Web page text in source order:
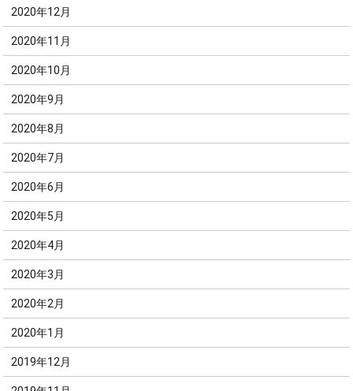
2020年12月
2020年11月
2020年10月
2020年9月
2020年8月
2020年7月
2020年6月
2020年5月
2020年4月
2020年3月
2020年2月
2020年1月
2019年12月